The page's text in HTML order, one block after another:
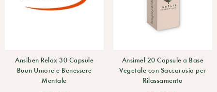
Ansiben Relax 30 Capsule
Buon Umore e Benessere
Mentale
Ansimel 20 Capsule a Base
Vegetale con Saccarosio per
Rilassamento